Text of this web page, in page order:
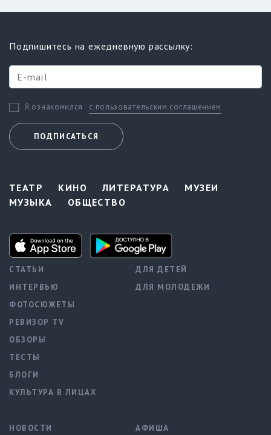
Подпишитесь на ежедневную рассылку:
Я ознакомился с пользовательским соглашением
ПОДПИСАТЬСЯ
ТЕАТР КИНО ЛИТЕРАТУРА
МУЗЕИ
МУЗЫКА
ОБЩЕСТВО
СТАТЬИ
ИНТЕРВЬЮ
ФОТОСЮЖЕТЫ
РЕВИЗОР TV
ОБЗОРЫ
ТЕСТЫ
БЛОГИ
КУЛЬТУРА В ЛИЦАХ
ДЛЯ ДЕТЕЙ
ДЛЯ МОЛОДЕЖИ
НОВОСТИ
АФИША